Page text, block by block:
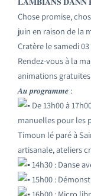
Chose promise,
juin en raison de la
Cratère le samedi
Rendez-vous à la
animations
𝑨𝒖 𝒑𝒓𝒐𝒈𝒓𝒂𝒎𝒎𝒆 :
De 13h00 à
manuelles pour les
Timoun lé paré à
artisanale, ateliers
14h30 : Danse
15h00 :